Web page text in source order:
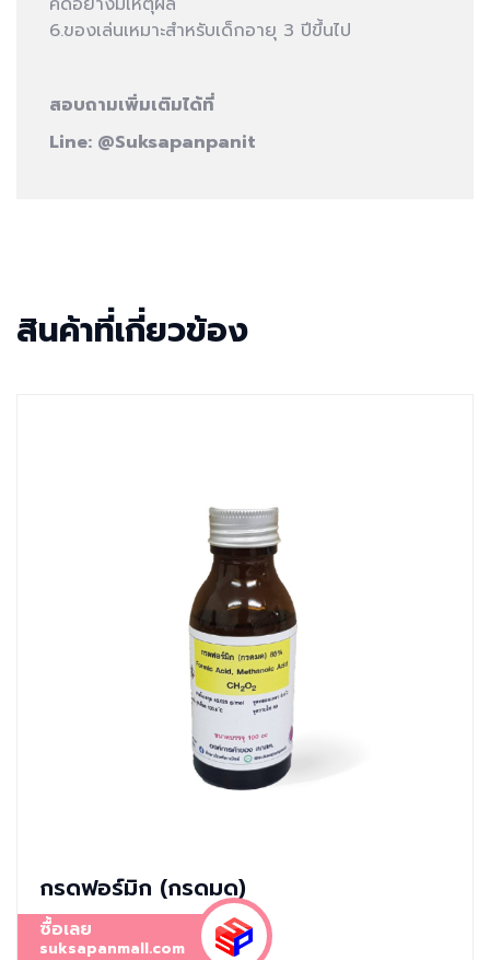
6.ของเล่นเหมาะสำหรับเด็กอายุ 3 ปีขึ้นไป
สอบถามเพิ่มเติมได้ที่
Line: @Suksapanpanit
สินค้าที่เกี่ยวข้อง
กรดฟอร์มิก (กรดมด)
ซื้อเลย
suksapanmall.com